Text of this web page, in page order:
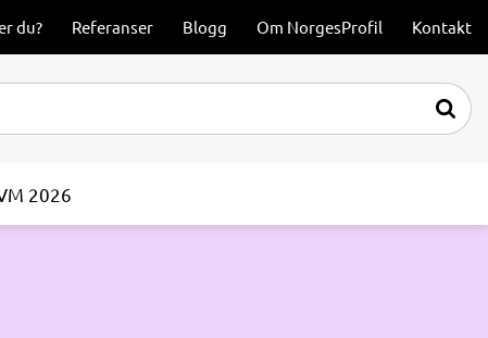
du? Referanser Blogg Om NorgesProfil Kontakt
2026